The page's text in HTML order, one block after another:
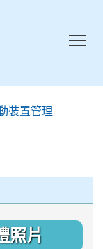
裝置管理
照片